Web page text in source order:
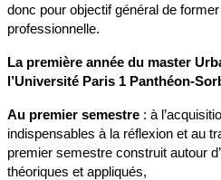
donc pour objectif général de
professionnelle.
La première année du master
l’Université Paris 1 Panthéon-
Au premier semestre : à
indispensables à la réflexion et au
premier semestre construit autour
théoriques et appliqués,